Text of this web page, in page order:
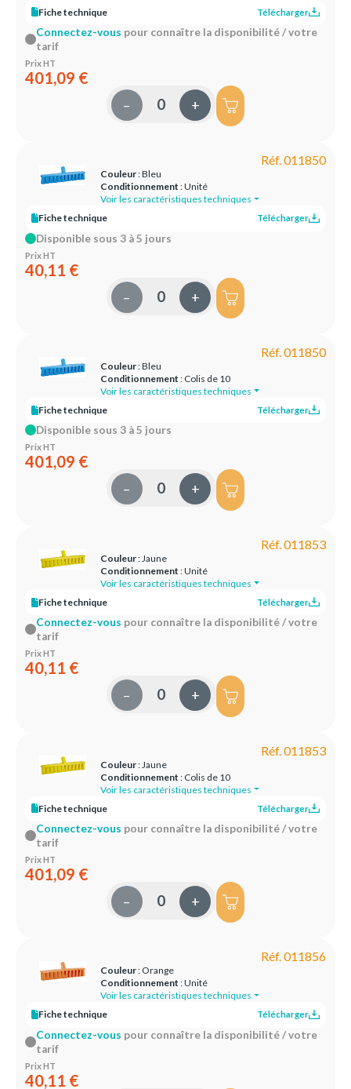
Fiche technique
Télécharger
Connectez-vous pour connaître la disponibilité / votre
tarif
Prix HT
401,09 €
– +
Réf. 011850
Couleur: Bleu
Conditionnement : Unité
Voir les caractéristiques techniques
Fiche technique
Télécharger
Disponible sous 3 à 5 jours
Prix HT
40,11 €
– +
Réf. 011850
Couleur: Bleu
Conditionnement : Colis de 10
Voir les caractéristiques techniques
Fiche technique
Télécharger
Disponible sous 3 à 5 jours
Prix HT
401,09 €
– +
Réf. 011853
Couleur: Jaune
Conditionnement : Unité
Voir les caractéristiques techniques
Fiche technique
Télécharger
Connectez-vous pour connaître la disponibilité / votre
tarif
Prix HT
40,11 €
– +
Réf. 011853
Couleur: Jaune
Conditionnement : Colis de 10
Voir les caractéristiques techniques
Fiche technique
Télécharger
Connectez-vous pour connaître la disponibilité / votre
tarif
Prix HT
401,09 €
– +
Réf. 011856
Couleur: Orange
Conditionnement : Unité
Voir les caractéristiques techniques
Fiche technique
Télécharger
Connectez-vous pour connaître la disponibilité / votre
tarif
Prix HT
40,11 €